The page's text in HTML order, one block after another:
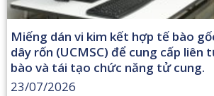
Miếng dán vi kim kết hợp tế bào
dây rốn (UCMSC) để cung cấp liên
bào và tái tạo chức năng tử cung.
23/07/2026